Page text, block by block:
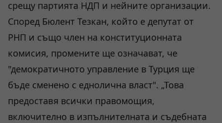
срещу партията НДП и нейните организации.
Според Бюлент Тезкан, който е депутат от
РНП и също член на конституционната
комисия, промените ще означават, че
"демократичното управление в Турция ще
бъде сменено с еднолична власт". „Това
предоставя всички правомощия,
включително в изпълнителната и съдебната